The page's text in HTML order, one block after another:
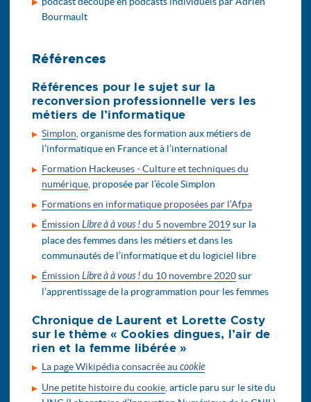
Bourmault
Références
Références pour le sujet sur la
reconversion professionnelle vers les
métiers de l’informatique
Simplon, organisme des formation aux métiers de
l’informatique en France et à l’international
Formation Hackeuses - Culture et techniques du
numérique, proposée par l’école Simplon
Formations en informatique proposées par l’Afpa
Émission Libre à à vous !du 5 novembre 2019sur la
place des femmes dans les métiers et dans les
communautés de l’informatique et du logiciel libre
Émission Libre à à vous !du 10 novembre 2020sur
l’apprentissage de la programmation pour les femmes
Chronique de Laurent et Lorette Costy
sur le thème « Cookies dingues, l’air de
rien et la femme libérée »
La page Wikipédia consacrée au cookie
Une petite histoire du cookie, article paru sur le site du